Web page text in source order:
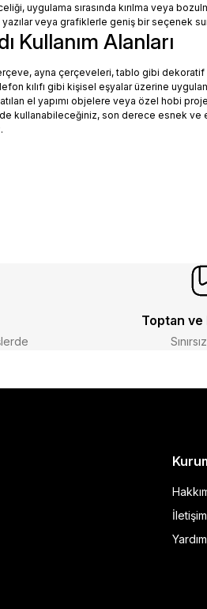
uygulama sırasında kırılma veya
yazılar veya grafiklerle geniş bir seçenek
Kullanım Alanları
ayna çerçeveleri, tablo gibi dekoratif
kılıfı gibi kişisel eşyalar üzerine
el yapımı objelere veya özel hobi
kullanabileceğiniz, son derece esnek
Toptan ve
İletişim